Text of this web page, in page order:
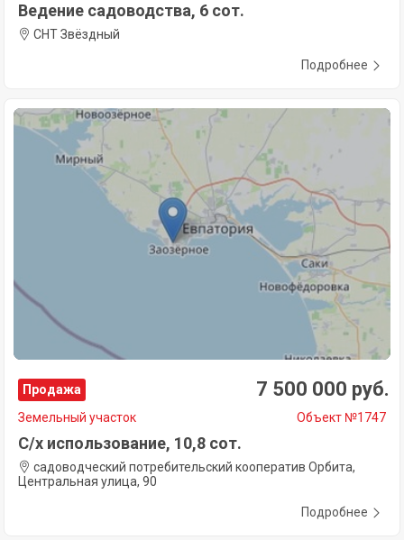
Ведение садоводства, 6 сот.
СНТ Звёздный
Подробнее
Продажа 7 500 000 руб.
Земельный участок Объект №1747
С/х использование, 10,8 сот.
садоводческий потребительский кооператив Орбита,
Центральная улица, 90
Подробнее